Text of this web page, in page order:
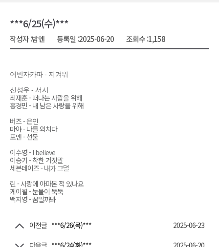
***6/25(수)***
작성자 :밤엔 등록일 :2025-06-20 조회수 :1,158
어반자카파 - 지겨워
신성우 - 서시
최재훈 - 떠나는 사람을 위해
홍경민 - 내 남은 사랑을 위해
버즈 - 은인
마야 - 나를 외치다
포맨 - 선물
이수영 - I believe
이승기 - 착한 거짓말
세븐데이즈 - 내가 그댈
린 - 사랑에 아파본 적 있나요
케이윌 - 눈물이 뚝뚝
백지영 - 꿈일까봐
이전글 ***6/26(목)*** 2025-06-23
다음글 ***6/24(화)*** 2025-06-20